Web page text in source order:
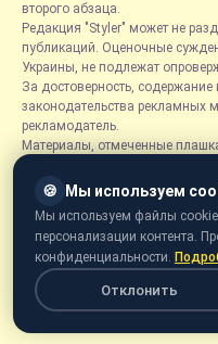
второго абзаца.
Редакция "Styler" может не
публикаций. Оценочные
Украины, не подлежат
За достоверность, содержание
законодательства рекламных
рекламодатель.
Материалы, отмеченные
размещаются на правах
Рубрика «Новости компаний»
содержащим новости,
деятельностью компаний, и
предоставленной
ответственности за
Онлайн-медиа «Styler»
🍪 Мы используем
Мы используем файлы
персонализации контента.
конфиденциальности.
Отклонить